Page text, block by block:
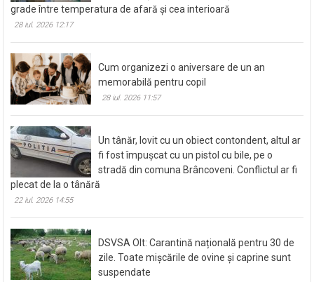
grade între temperatura de afară și cea interioară
28 iul. 2026 12:17
Cum organizezi o aniversare de un an
memorabilă pentru copil
28 iul. 2026 11:57
Un tânăr, lovit cu un obiect contondent, altul ar
fi fost împușcat cu un pistol cu bile, pe o
stradă din comuna Brâncoveni. Conflictul ar fi
plecat de la o tânără
22 iul. 2026 14:55
DSVSA Olt: Carantină națională pentru 30 de
zile. Toate mișcările de ovine și caprine sunt
suspendate